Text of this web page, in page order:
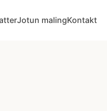
Jotun malingKontakt